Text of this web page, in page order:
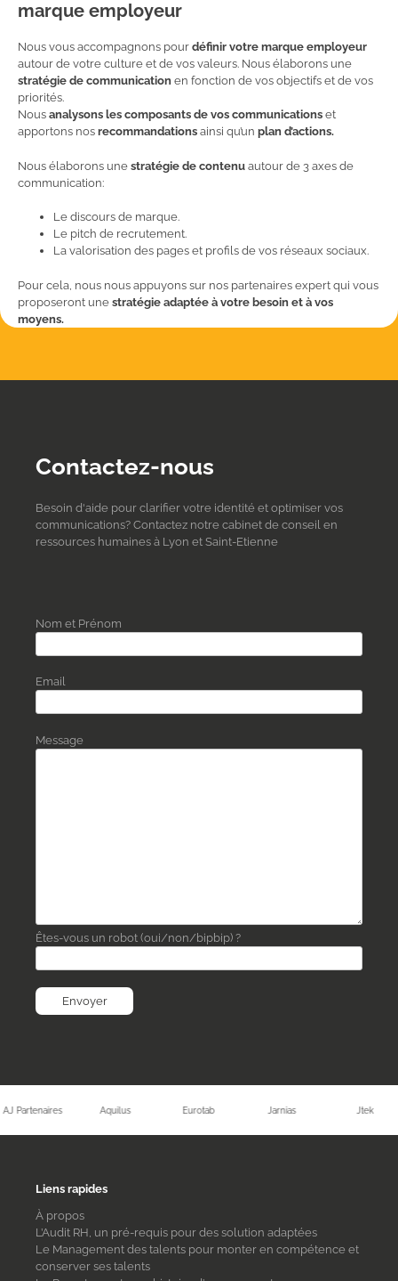
marque employeur
Nous vous accompagnons pour définir votre marque employeur
autour de votre culture et de vos valeurs. Nous élaborons une
stratégie de communication en fonction de vos objectifs et de vos
priorités.
Nous analysons les composants de vos communications et
apportons nos recommandations ainsi qu’un plan d’actions.
Nous élaborons une stratégie de contenu autour de 3 axes de
communication:
Le discours de marque.
Le pitch de recrutement.
La valorisation des pages et profils de vos réseaux sociaux.
Pour cela, nous nous appuyons sur nos partenaires expert qui vous
proposeront une stratégie adaptée à votre besoin et à vos
moyens.
Contactez-nous
Besoin d'aide pour clarifier votre identité et optimiser vos
communications? Contactez notre cabinet de conseil en
ressources humaines à Lyon et Saint-Etienne
Nom et Prénom
Email
Message
Êtes-vous un robot (oui/non/bipbip) ?
AJ Partenaires Aquilus Eurotab Jarnias Jtek
Liens rapides
À propos
L’Audit RH, un pré-requis pour des solution adaptées
Le Management des talents pour monter en compétence et
conserver ses talents